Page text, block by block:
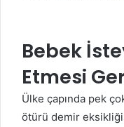
Bebek
Etmesi
Ülke çapında pek
ötürü demir